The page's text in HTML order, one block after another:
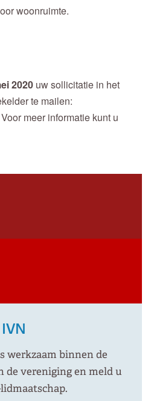
woonruimte.
2020 uw sollicitatie in het
te mailen:
meer informatie kunt u
werkzaam binnen de
de vereniging en meld u